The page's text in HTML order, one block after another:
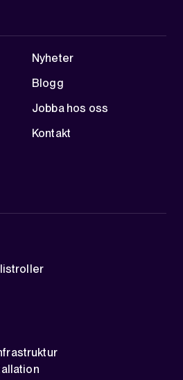
Nyheter
Blogg
Jobba hos oss
Kontakt